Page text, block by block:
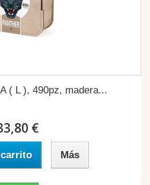
( L ), 490pz, madera...
€
Más